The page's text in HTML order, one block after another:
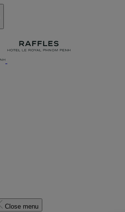
Close menu